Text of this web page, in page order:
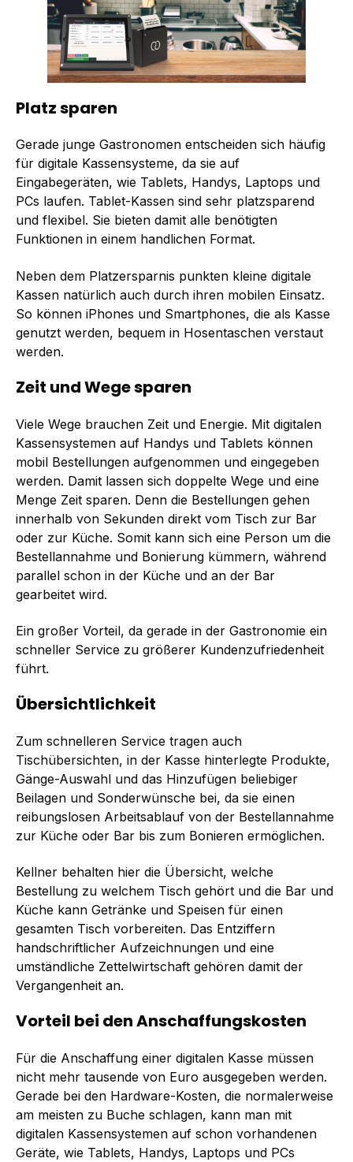
Platz sparen
Gerade junge Gastronomen entscheiden sich häufig
für digitale Kassensysteme, da sie auf
Eingabegeräten, wie Tablets, Handys, Laptops und
PCs laufen. Tablet-Kassen sind sehr platzsparend
und flexibel. Sie bieten damit alle benötigten
Funktionen in einem handlichen Format.
Neben dem Platzersparnis punkten kleine digitale
Kassen natürlich auch durch ihren mobilen Einsatz.
So können iPhones und Smartphones, die als Kasse
genutzt werden, bequem in Hosentaschen verstaut
werden.
Zeit und Wege sparen
Viele Wege brauchen Zeit und Energie. Mit digitalen
Kassensystemen auf Handys und Tablets können
mobil Bestellungen aufgenommen und eingegeben
werden. Damit lassen sich doppelte Wege und eine
Menge Zeit sparen. Denn die Bestellungen gehen
innerhalb von Sekunden direkt vom Tisch zur Bar
oder zur Küche. Somit kann sich eine Person um die
Bestellannahme und Bonierung kümmern, während
parallel schon in der Küche und an der Bar
gearbeitet wird.
Ein großer Vorteil, da gerade in der Gastronomie ein
schneller Service zu größerer Kundenzufriedenheit
führt.
Übersichtlichkeit
Zum schnelleren Service tragen auch
Tischübersichten, in der Kasse hinterlegte Produkte,
Gänge-Auswahl und das Hinzufügen beliebiger
Beilagen und Sonderwünsche bei, da sie einen
reibungslosen Arbeitsablauf von der Bestellannahme
zur Küche oder Bar bis zum Bonieren ermöglichen.
Kellner behalten hier die Übersicht, welche
Bestellung zu welchem Tisch gehört und die Bar und
Küche kann Getränke und Speisen für einen
gesamten Tisch vorbereiten. Das Entziffern
handschriftlicher Aufzeichnungen und eine
umständliche Zettelwirtschaft gehören damit der
Vergangenheit an.
Vorteil bei den Anschaffungskosten
Für die Anschaffung einer digitalen Kasse müssen
nicht mehr tausende von Euro ausgegeben werden.
Gerade bei den Hardware-Kosten, die normalerweise
am meisten zu Buche schlagen, kann man mit
digitalen Kassensystemen auf schon vorhandenen
Geräte, wie Tablets, Handys, Laptops und PCs